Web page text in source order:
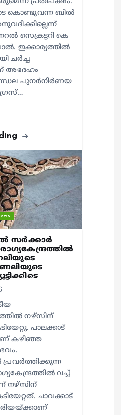
കൊണ്ടുവന്ന ബിൽ
സെക്രട്ടറി കെ
ഇക്കാര്യത്തിൽ
ചർച്ച
അദേഹം
പുനർനിർണയ
സര്‍ക്കാര്‍
നഴ്സിന്
പാലക്കാട്
കഴിഞ്ഞ
പ്രവര്‍ത്തിക്കുന്ന
വച്ച്
നഴ്സിന്
ചാവക്കാട്